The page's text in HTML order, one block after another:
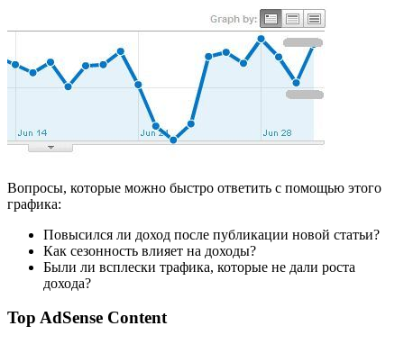
Вопросы, которые можно быстро ответить с помощью этого
графика:
Повысился ли доход после публикации новой статьи?
Как сезонность влияет на доходы?
Были ли всплески трафика, которые не дали роста
дохода?
Top AdSense Content